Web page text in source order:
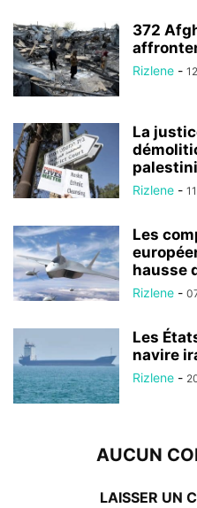
372
Rizlene -
La
Rizlene -
Les
hausse
Rizlene -
Les
navire
Rizlene -
AUCUN
LAISSER UN